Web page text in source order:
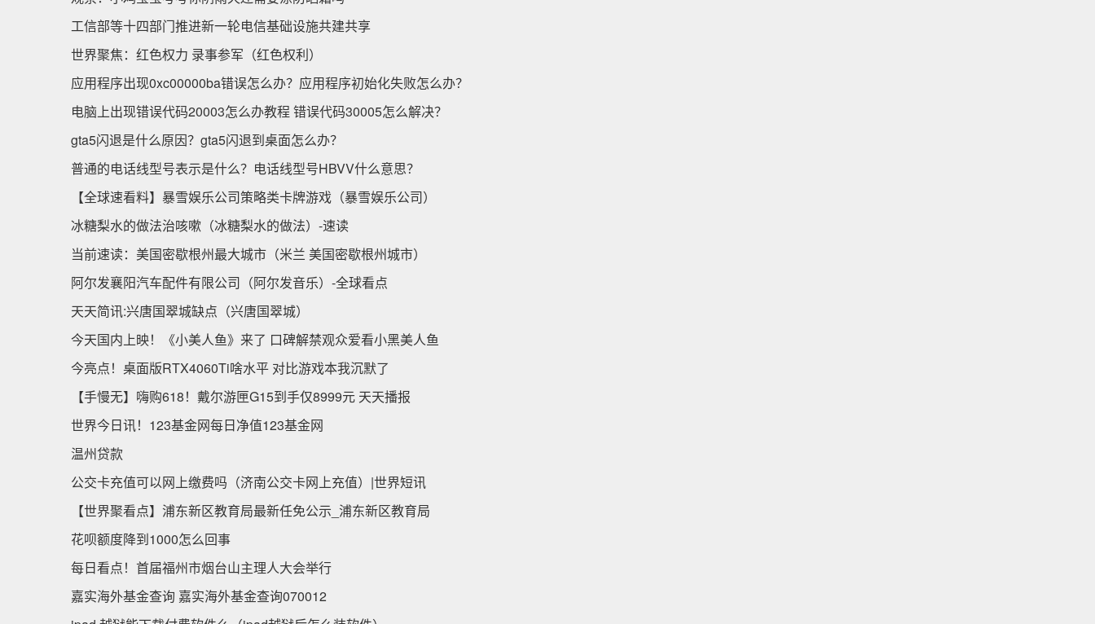
工信部等十四部门推进新一轮电信基础设施共建共享
世界聚焦：红色权力 录事参军（红色权利）
应用程序出现0xc00000ba错误怎么办？应用程序初始化失败怎么办？
电脑上出现错误代码20003怎么办教程 错误代码30005怎么解决？
gta5闪退是什么原因？gta5闪退到桌面怎么办？
普通的电话线型号表示是什么？电话线型号HBVV什么意思？
【全球速看料】暴雪娱乐公司策略类卡牌游戏（暴雪娱乐公司）
冰糖梨水的做法治咳嗽（冰糖梨水的做法）-速读
当前速读：美国密歇根州最大城市（米兰 美国密歇根州城市）
阿尔发襄阳汽车配件有限公司（阿尔发音乐）-全球看点
天天简讯:兴唐国翠城缺点（兴唐国翠城）
今天国内上映！《小美人鱼》来了 口碑解禁观众爱看小黑美人鱼
今亮点！桌面版RTX4060Ti啥水平 对比游戏本我沉默了
【手慢无】嗨购618！戴尔游匣G15到手仅8999元 天天播报
世界今日讯！123基金网每日净值123基金网
温州贷款
公交卡充值可以网上缴费吗（济南公交卡网上充值）|世界短讯
【世界聚看点】浦东新区教育局最新任免公示_浦东新区教育局
花呗额度降到1000怎么回事
每日看点！首届福州市烟台山主理人大会举行
嘉实海外基金查询 嘉实海外基金查询070012